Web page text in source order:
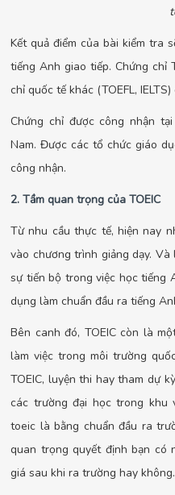
Kết quả điểm của bài kiểm tra
tiếng Anh giao tiếp. Chứng chỉ
chỉ quốc tế khác (TOEFL,
Chứng chỉ được công nhận
Nam. Được các tổ chức giáo
công nhận.
2. Tầm quan trọng của TOEIC
Từ nhu cầu thực tế, hiện nay
vào chương trình giảng dạy.
sự tiến bộ trong việc học tiếng
dụng làm chuẩn đầu ra tiếng
Bên canh đó, TOEIC còn là
làm việc trong môi trường
TOEIC, luyện thi hay tham dự
các trường đại học trong khu
toeic là bằng chuẩn đầu ra
quan trọng quyết định bạn có
giá sau khi ra trường hay không.